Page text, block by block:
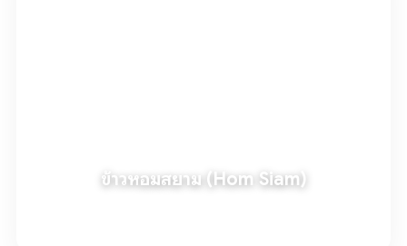
ข้าวหอมสยาม (Hom Siam)